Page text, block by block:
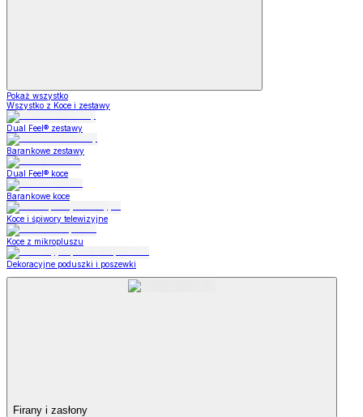
Pokaż wszystko
Wszystko z Koce i zestawy
Dual Feel® zestawy
Barankowe zestawy
Dual Feel® koce
Barankowe koce
Koce i śpiwory telewizyjne
Koce z mikropluszu
Dekoracyjne poduszki i poszewki
Firany i zasłony